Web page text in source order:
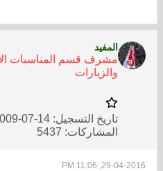
المفيد
مشرف قسم المناسبات
والزيارات
تاريخ التسجيل: 14-07-2009
المشاركات: 5437
29-04-2016, 11:06 PM